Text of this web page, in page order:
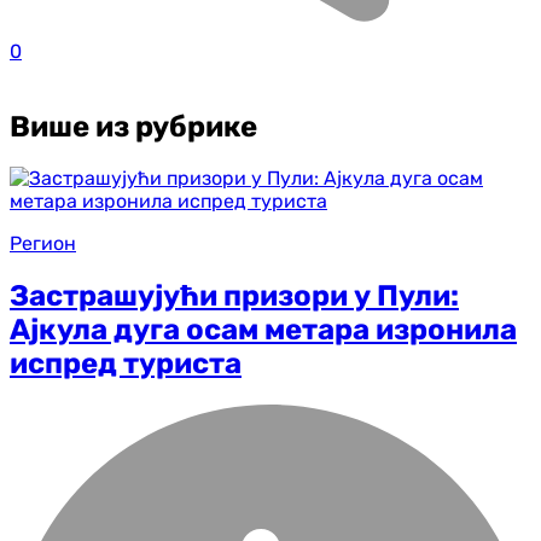
0
Више из рубрике
Регион
Застрашујући призори у Пули:
Ајкула дуга осам метара изронила
испред туриста